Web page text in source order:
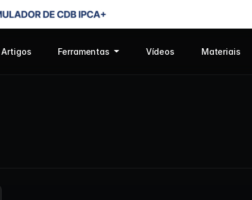
Artigos Ferramentas Vídeos Materiais